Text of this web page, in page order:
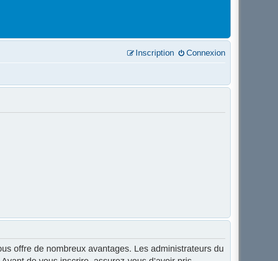
Connexion
Inscription
offre de nombreux avantages. Les administrateurs du